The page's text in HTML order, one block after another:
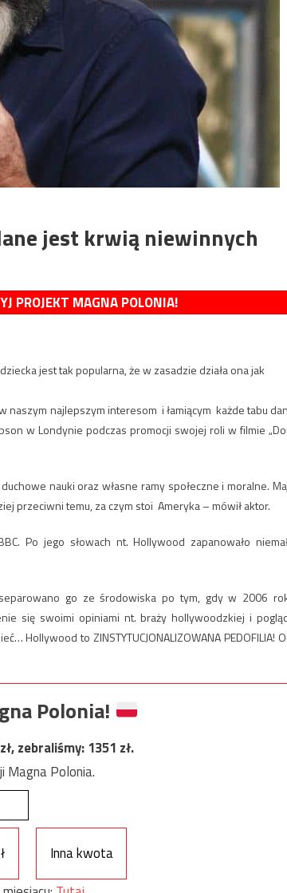
jest krwią niewinnych
PROJEKT MAGNA POLONIA!
jest tak popularna, że w zasadzie działa ona jak
najlepszym interesom i łamiącym każde tabu
w Londynie podczas promocji swojej roli w filmie
nauki oraz własne ramy społeczne i moralne.
przeciwni temu, za czym stoi Ameryka – mówił aktor.
Po jego słowach nt. Hollywood zapanowało
go ze środowiska po tym, gdy w 2006
się swoimi opiniami nt. braży hollywoodzkiej i
to ZINSTYTUCJONALIZOWANA PEDOFILIA!
Polonia!
zł, zebraliśmy:1351 zł.
Magna Polonia.
Inna kwota